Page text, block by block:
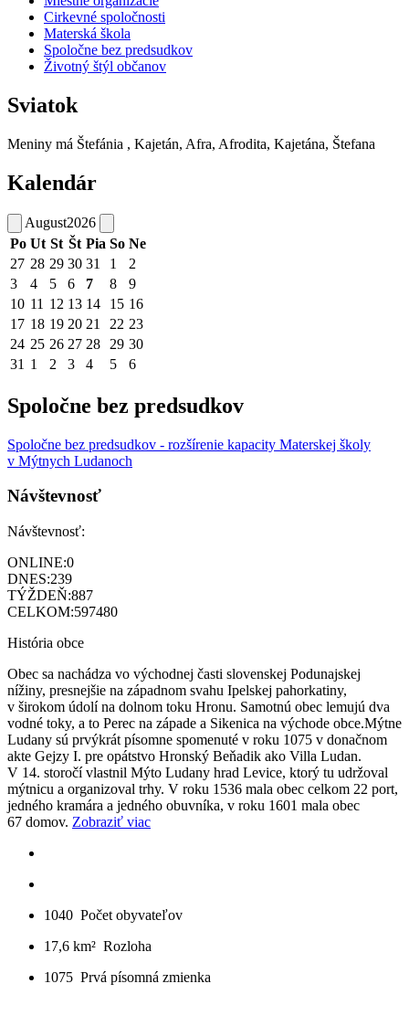
Cirkevné spoločnosti
Materská škola
Spoločne bez predsudkov
Životný štýl občanov
Sviatok
Meniny má Štefánia , Kajetán, Afra, Afrodita, Kajetána, Štefana
Kalendár
August2026
Po Ut St Št Pia So Ne
27 28 29 30 31 1
2
3
4 5 6 7 8
9
10 11 12 13 14 15 16
17 18 19 20 21 22 23
24 25 26 27 28 29 30
31 1 2 3 4 5 6
Spoločne bez predsudkov
Spoločne bez predsudkov - rozšírenie kapacity Materskej školy
v Mýtnych Ludanoch
Návštevnosť
Návštevnosť:
ONLINE:0
DNES:239
TÝŽDEŇ:887
CELKOM:597480
História obce
Obec sa nachádza vo východnej časti slovenskej Podunajskej
nížiny, presnejšie na západnom svahu Ipelskej pahorkatiny,
v širokom údolí na dolnom toku Hronu. Samotnú obec lemujú dva
vodné toky, a to Perec na západe a Sikenica na východe obce.Mýtne
Ludany sú prvýkrát písomne spomenuté v roku 1075 v donačnom
akte Gejzy I. pre opátstvo Hronský Beňadik ako Villa Ludan.
V 14. storočí vlastnil Mýto Ludany hrad Levice, ktorý tu udržoval
mýtnicu a organizoval trhy. V roku 1536 mala obec celkom 22 port,
jedného kramára a jedného obuvníka, v roku 1601 mala obec
67 domov. Zobraziť viac
1040 Počet obyvateľov
17,6 km² Rozloha
1075 Prvá písomná zmienka